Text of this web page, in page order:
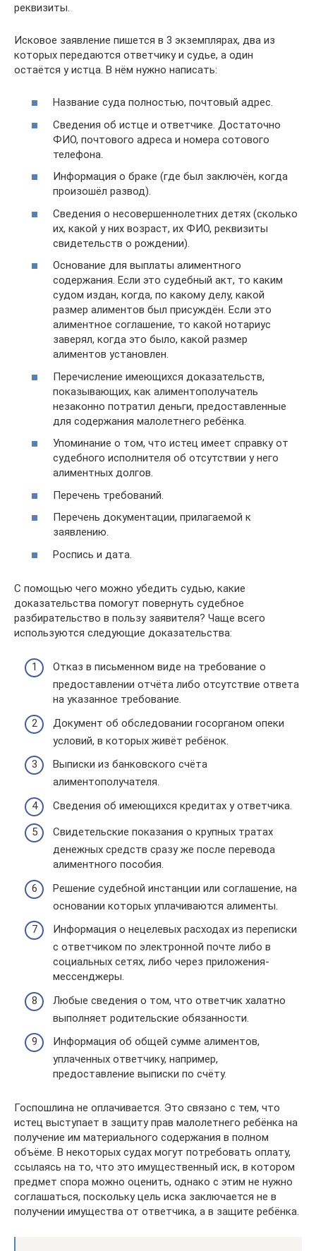
реквизиты.
Исковое заявление пишется в 3 экземплярах, два из
которых передаются ответчику и судье, а один
остаётся у истца. В нём нужно написать:
Название суда полностью, почтовый адрес.
Сведения об истце и ответчике. Достаточно
ФИО, почтового адреса и номера сотового
телефона.
Информация о браке (где был заключён, когда
произошёл развод).
Сведения о несовершеннолетних детях (сколько
их, какой у них возраст, их ФИО, реквизиты
свидетельств о рождении).
Основание для выплаты алиментного
содержания. Если это судебный акт, то каким
судом издан, когда, по какому делу, какой
размер алиментов был присуждён. Если это
алиментное соглашение, то какой нотариус
заверял, когда это было, какой размер
алиментов установлен.
Перечисление имеющихся доказательств,
показывающих, как алиментополучатель
незаконно потратил деньги, предоставленные
для содержания малолетнего ребёнка.
Упоминание о том, что истец имеет справку от
судебного исполнителя об отсутствии у него
алиментных долгов.
Перечень требований.
Перечень документации, прилагаемой к
заявлению.
Роспись и дата.
С помощью чего можно убедить судью, какие
доказательства помогут повернуть судебное
разбирательство в пользу заявителя? Чаще всего
используются следующие доказательства:
Отказ в письменном виде на требование о
предоставлении отчёта либо отсутствие ответа
на указанное требование.
Документ об обследовании госорганом опеки
условий, в которых живёт ребёнок.
Выписки из банковского счёта
алиментополучателя.
Сведения об имеющихся кредитах у ответчика.
Свидетельские показания о крупных тратах
денежных средств сразу же после перевода
алиментного пособия.
Решение судебной инстанции или соглашение, на
основании которых уплачиваются алименты.
Информация о нецелевых расходах из переписки
с ответчиком по электронной почте либо в
социальных сетях, либо через приложения-
мессенджеры.
Любые сведения о том, что ответчик халатно
выполняет родительские обязанности.
Информация об общей сумме алиментов,
уплаченных ответчику, например,
предоставление выписки по счёту.
Госпошлина не оплачивается. Это связано с тем, что
истец выступает в защиту прав малолетнего ребёнка на
получение им материального содержания в полном
объёме. В некоторых судах могут потребовать оплату,
ссылаясь на то, что это имущественный иск, в котором
предмет спора можно оценить, однако с этим не нужно
соглашаться, поскольку цель иска заключается не в
получении имущества от ответчика, а в защите ребёнка.